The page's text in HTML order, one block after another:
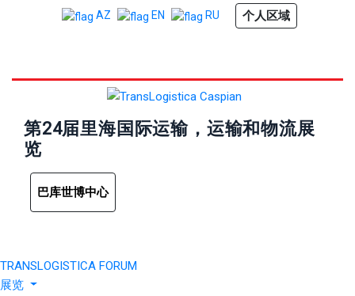
AZ EN RU 个人区域
第24届里海国际运输，运输和物流展
览
巴库世博中心
TRANSLOGISTICA FORUM
展览